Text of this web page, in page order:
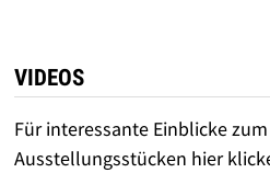
VIDEOS
Für interessante Einblicke
Ausstellungsstücken hier